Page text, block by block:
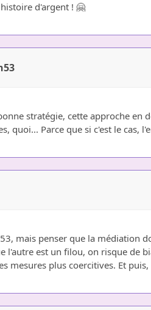
d'argent ! 🤗
stratégie, cette approche
quoi... Parce que si c'est le cas,
mais penser que la médiation
l'autre est un filou, on risque de
mesures plus coercitives. Et